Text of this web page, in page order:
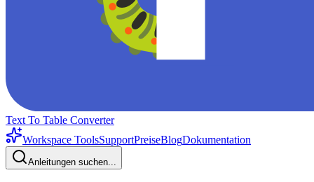
Text To Table Converter
Workspace ToolsSupportPreiseBlogDokumentation
Anleitungen suchen...